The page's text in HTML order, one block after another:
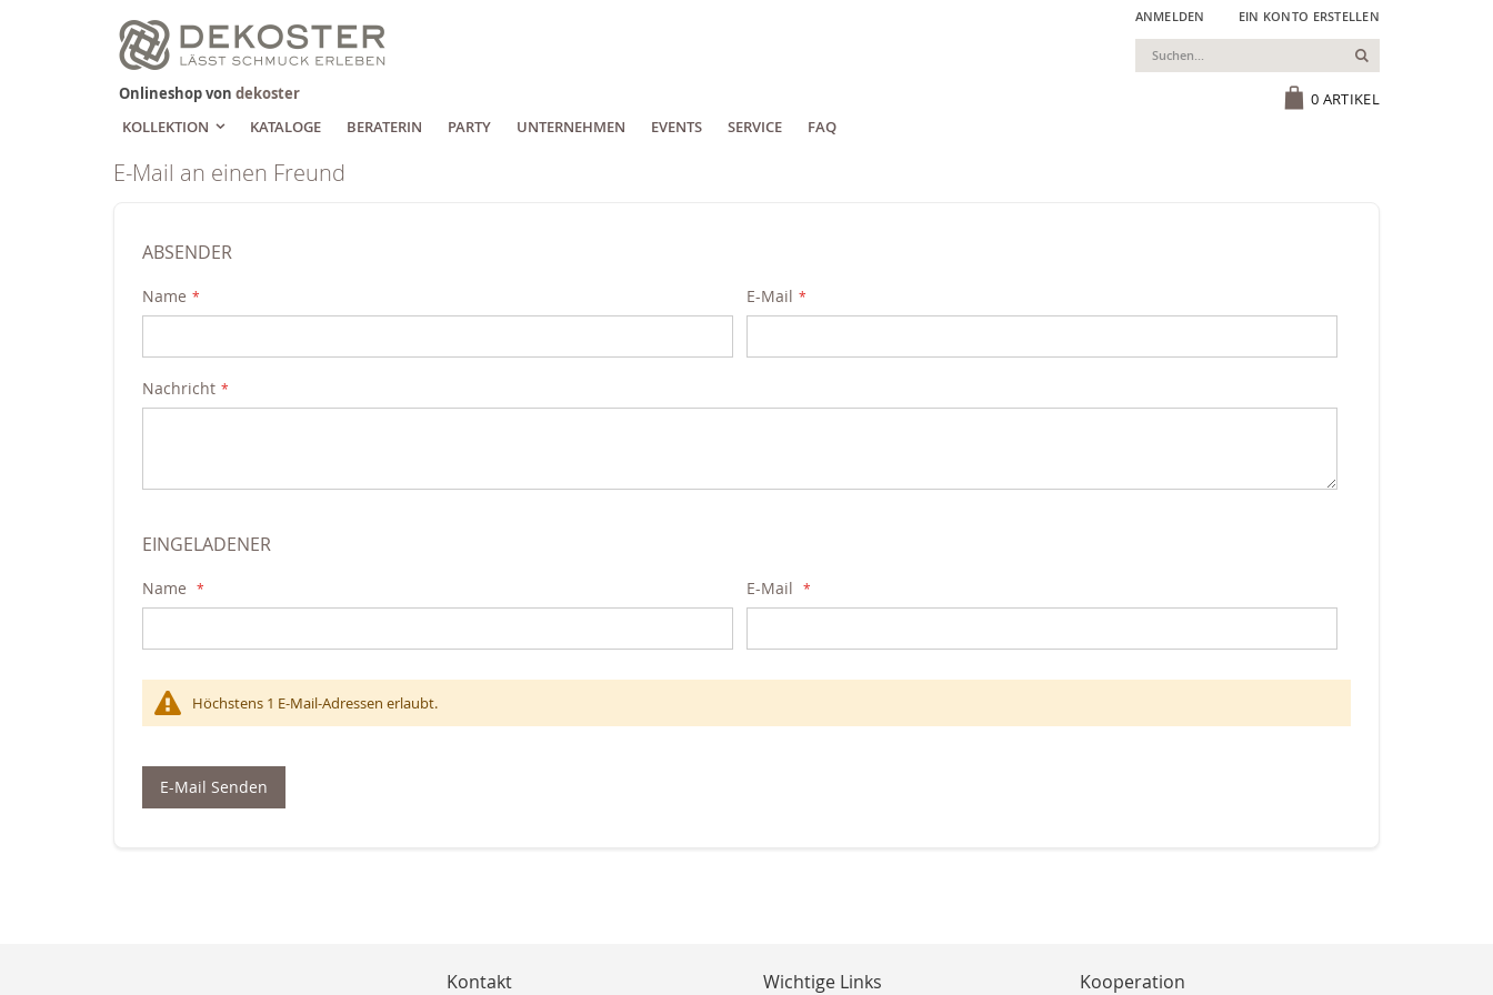
Zum
Inhalt
springen
ANMELDEN EIN KONTO ERSTELLEN
0 ARTIKEL
Suchen
Onlineshop von dekoster
KOLLEKTION
KATALOGE BERATERIN PARTY UNTERNEHMEN EVENTS SERVICE FAQ
E-Mail an einen Freund
ABSENDER
Name E-Mail
Nachricht
EINGELADENER
Name E-Mail
Höchstens 1 E-Mail-Adressen erlaubt.
E-Mail Senden
Kontakt Wichtige Links Kooperation